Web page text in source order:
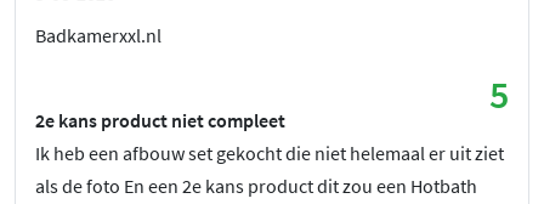
Badkamerxxl.nl
5
2e kans product niet compleet
Ik heb een afbouw set gekocht die niet helemaal er uit ziet
als de foto En een 2e kans product dit zou een Hotbath